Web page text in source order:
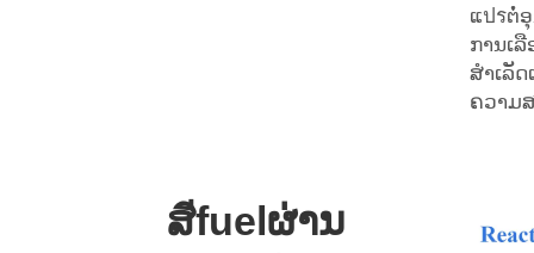
ແปรຕໍ່
ການເ
ສຳເລັ
ຄວາມ
ສีfuelຜ່ານ